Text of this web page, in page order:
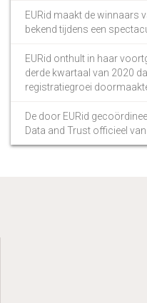
EURid maakt de winnaars
bekend tijdens een
EURid onthult in haar
derde kwartaal van 2020
registratiegroei
De door EURid
Data and Trust officieel